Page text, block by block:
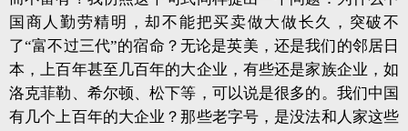
国商人勤劳精明，却不能把买卖做大做长久，突破不
了“富不过三代”的宿命？无论是英美，还是我们的邻居日
本，上百年甚至几百年的大企业，有些还是家族企业，如
洛克菲勒、希尔顿、松下等，可以说是很多的。我们中国
有几个上百年的大企业？那些老字号，是没法和人家这些